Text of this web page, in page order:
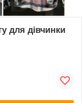
для дівчинки